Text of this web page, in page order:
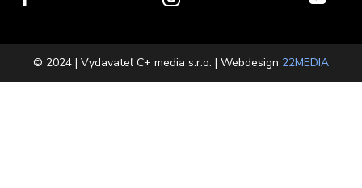
© 2024 | Vydavateľ C+ media s.r.o. | Webdesign 22MEDIA